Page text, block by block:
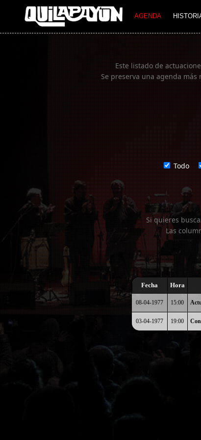
AGENDA
Imagen 01
Este listado de
Se preserva una agenda
Todo
Si quieres
Las
Fecha Hora
08-04-1977 15:00
03-04-1977 19:00